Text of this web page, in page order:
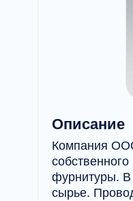
Описание
Компания
фурнитуры. В
сырье.